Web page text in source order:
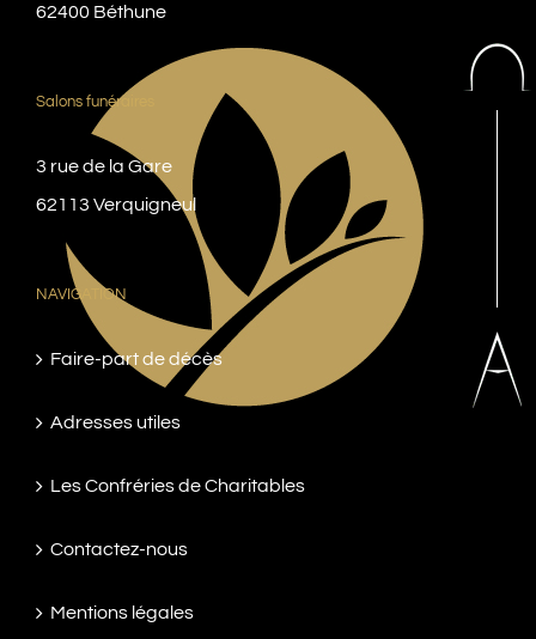
62400 Béthune
Salons funéraires
3 rue de la Gare
62113 Verquigneul
NAVIGATION
Faire-part de décès
Adresses utiles
Les Confréries de Charitables
Contactez-nous
Mentions légales